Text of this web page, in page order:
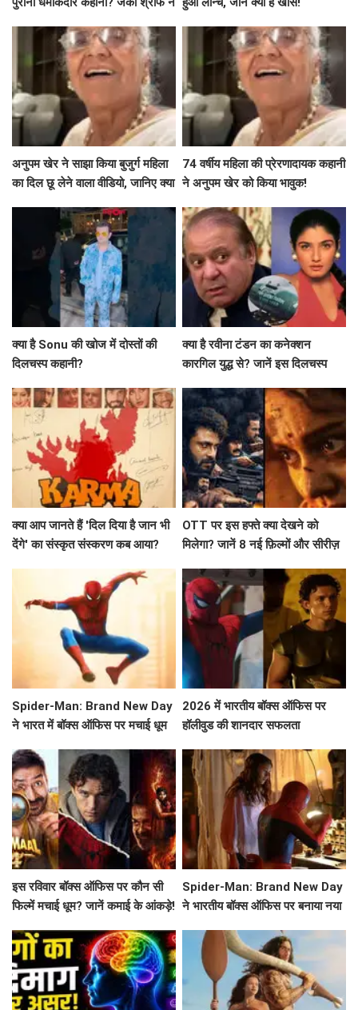
अनुपम खेर ने साझा किया बुजुर्ग महिला
का दिल छू लेने वाला वीडियो, जानिए क्या
74 वर्षीय महिला की प्रेरणादायक कहानी
ने अनुपम खेर को किया भावुक!
क्या है Sonu की खोज में दोस्तों की
दिलचस्प कहानी?
क्या है रवीना टंडन का कनेक्शन
कारगिल युद्ध से? जानें इस दिलचस्प
क्या आप जानते हैं 'दिल दिया है जान भी
देंगे' का संस्कृत संस्करण कब आया?
OTT पर इस हफ्ते क्या देखने को
मिलेगा? जानें 8 नई फ़िल्मों और सीरीज़
Spider-Man: Brand New Day
ने भारत में बॉक्स ऑफिस पर मचाई धूम
2026 में भारतीय बॉक्स ऑफिस पर
हॉलीवुड की शानदार सफलता
इस रविवार बॉक्स ऑफिस पर कौन सी
फिल्में मचाई धूम? जानें कमाई के आंकड़े!
Spider-Man: Brand New Day
ने भारतीय बॉक्स ऑफिस पर बनाया नया